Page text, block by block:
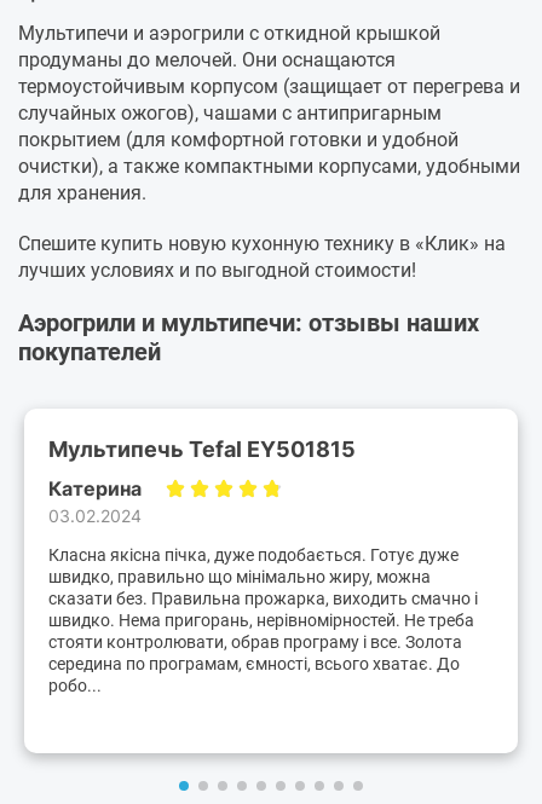
Мультипечи и аэрогрили с откидной крышкой
продуманы до мелочей. Они оснащаются
термоустойчивым корпусом (защищает от перегрева и
случайных ожогов), чашами с антипригарным
покрытием (для комфортной готовки и удобной
очистки), а также компактными корпусами, удобными
для хранения.
Спешите купить новую кухонную технику в «Клик» на
лучших условиях и по выгодной стоимости!
Аэрогрили и мультипечи: отзывы наших
покупателей
Мультипечь Tefal EY501815
Катерина
03.02.2024
Класна якісна пічка, дуже подобається. Готує дуже
швидко, правильно що мінімально жиру, можна
сказати без. Правильна прожарка, виходить смачно і
швидко. Нема пригорань, нерівномірностей. Не треба
стояти контролювати, обрав програму і все. Золота
середина по програмам, ємності, всього хватає. До
робо...